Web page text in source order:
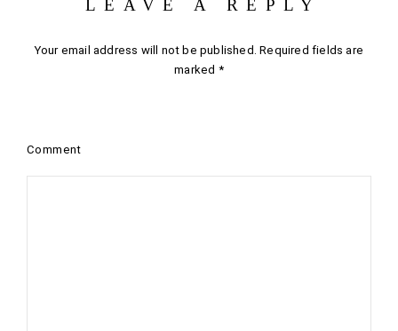
LEAVE A REPLY
Your email address will not be published. Required fields are
marked *
Comment